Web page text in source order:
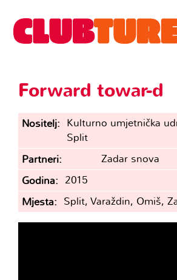
Forward towar-d
Nositelj
Kulturno umjetnička
Split
Partneri
Zadar snova
Godina
2015
Mjesta
Split, Varaždin, Omiš,